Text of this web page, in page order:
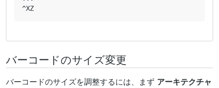
バーコードのサイズ変更
バーコードのサイズを調整するには、まず アーキテクチャ